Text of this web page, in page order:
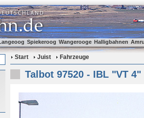
Spiekeroog Wangerooge Halligbahnen
Start Juist Fahrzeuge
Talbot 97520 - IBL "VT 4"